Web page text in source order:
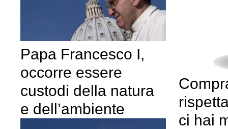
ci hai
Papa Francesco I,
occorre essere
custodi della natura
e dell’ambiente